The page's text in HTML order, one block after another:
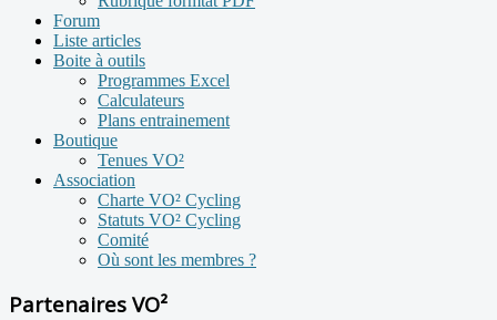
Forum
Liste articles
Boite à outils
Programmes Excel
Calculateurs
Plans entrainement
Boutique
Tenues VO²
Association
Charte VO² Cycling
Statuts VO² Cycling
Comité
Où sont les membres ?
Partenaires VO²